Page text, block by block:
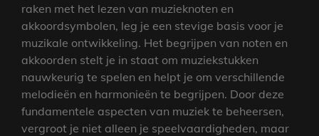
raken met het lezen van muzieknoten en
akkoordsymbolen, leg je een stevige basis voor je
muzikale ontwikkeling. Het begrijpen van noten en
akkoorden stelt je in staat om muziekstukken
nauwkeurig te spelen en helpt je om verschillende
melodieën en harmonieën te begrijpen. Door deze
fundamentele aspecten van muziek te beheersen,
vergroot je niet alleen je speelvaardigheden, maar